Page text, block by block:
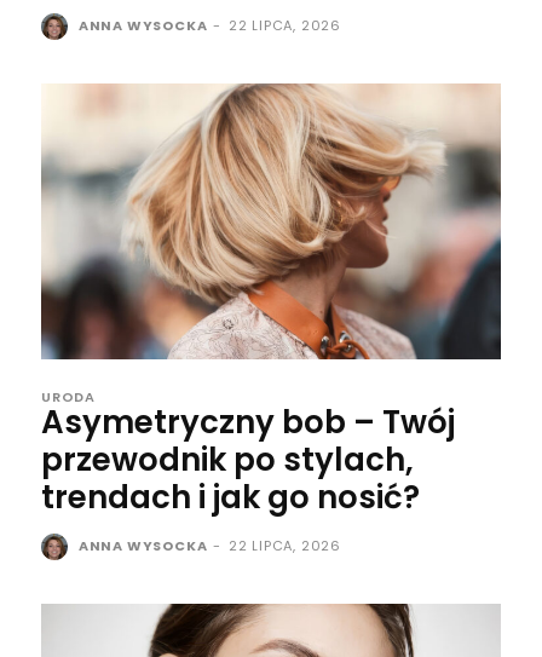
ANNA WYSOCKA - 22 LIPCA, 2026
URODA
Asymetryczny bob – Twój
przewodnik po stylach,
trendach i jak go nosić?
ANNA WYSOCKA - 22 LIPCA, 2026